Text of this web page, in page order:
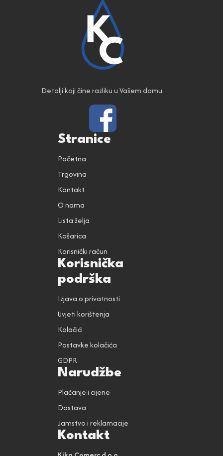
Detalji koji čine razliku u Vašem domu.
Stranice
Početna
Trgovina
Kontakt
O nama
Lista želja
Košarica
Korisnički račun
Korisnička
podrška
Izjava o privatnosti
Uvjeti korištenja
Kolačići
Postavke kolačića
GDPR
Narudžbe
Plaćanje i cijene
Dostava
Jamstvo i reklamacije
Kontakt